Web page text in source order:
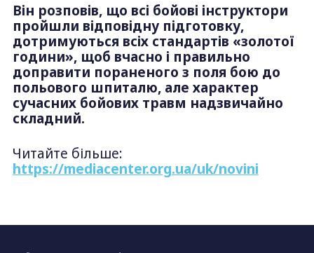
Він розповів, що всі бойові інструктори
пройшли відповідну підготовку,
дотримуються всіх стандартів «золотої
години», щоб вчасно і правильно
доправити пораненого з поля бою до
польового шпиталю, але характер
сучасних бойових травм надзвичайно
складний.
Читайте більше:
https://mediacenter.org.ua/uk/novini